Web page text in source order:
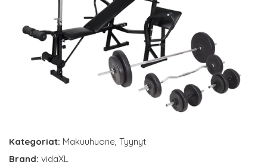
Kategoriat: Makuuhuone, Tyynyt
Brand: vidaXL